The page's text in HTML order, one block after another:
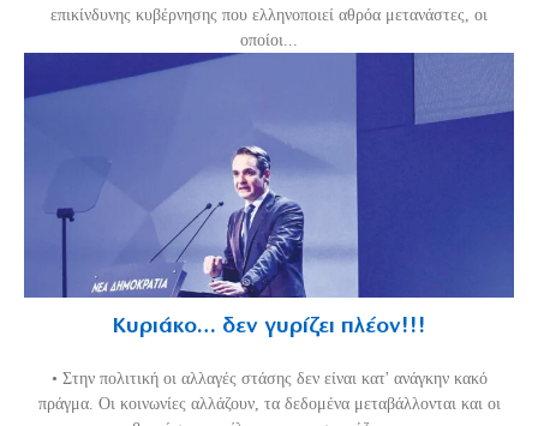
επικίνδυνης κυβέρνησης που ελληνοποιεί αθρόα μετανάστες, οι
οποίοι...
Κυριάκο… δεν γυρίζει πλέον!!!
• Στην πολιτική οι αλλαγές στάσης δεν είναι κατ' ανάγκην κακό
πράγμα. Οι κοινωνίες αλλάζουν, τα δεδομένα μεταβάλλονται και οι